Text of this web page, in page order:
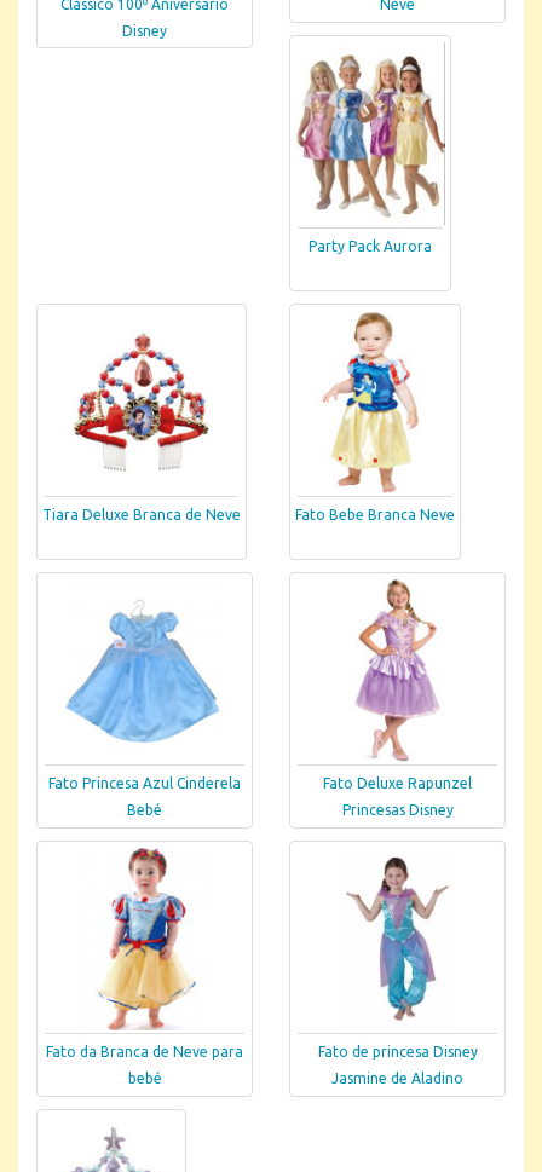
Clássico 100º Aniversário
Disney
Neve
Party Pack Aurora
Tiara Deluxe Branca de Neve Fato Bebe Branca Neve
Fato Princesa Azul Cinderela
Bebé
Fato Deluxe Rapunzel
Princesas Disney
Fato da Branca de Neve para
bebé
Fato de princesa Disney
Jasmine de Aladino